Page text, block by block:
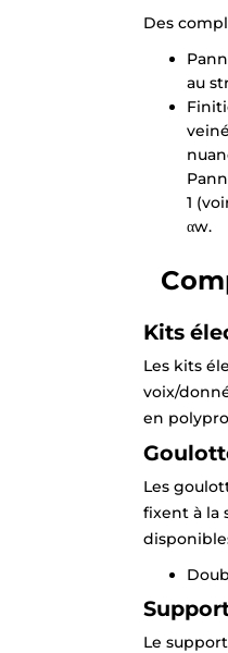
Des
au
1
αw.
Kits
Les kits
voix/
en
Les
fixent à la
Le